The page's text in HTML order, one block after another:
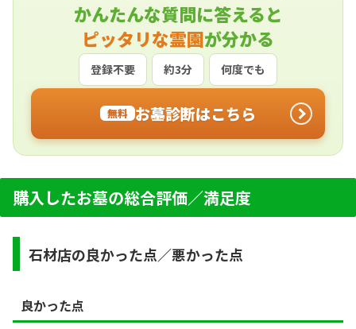
かんたんな質問に答えると
ピッタリな霊園が分かる
登録不要 約3分 何度でも
無料 お墓診断はこちら
購入したお墓の総合評価／満足度
石材店の良かった点／悪かった点
良かった点